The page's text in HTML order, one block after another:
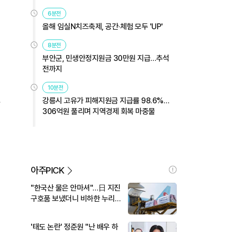
6분전
올해 임실N치즈축제, 공간·체험 모두 'UP'
8분전
부안군, 민생안정지원금 30만원 지급…추석
전까지
10분전
강릉시 고유가 피해지원금 지급률 98.6%…
306억원 풀리며 지역경제 회복 마중물
아주PICK
"한국산 물은 안마셔"…日 지진
구호품 보냈더니 비하한 누리
'태도 논란' 정준원 "난 배우 하